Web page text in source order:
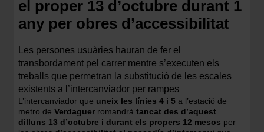
el proper 13 d’octubre durant 1
any per obres d’accessibilitat
Les persones usuàries hauran de fer el
transbordament pel carrer mentre s’executen els
treballs que permetran la substitució de les escales
existents a l’intercanviador per rampes
L’intercanviador que uneix les línies 4 i 5 a l’estació de
metro de Verdaguer romandrà tancat des d’aquest
dilluns 13 d’octubre i durant els propers 12 mesos per